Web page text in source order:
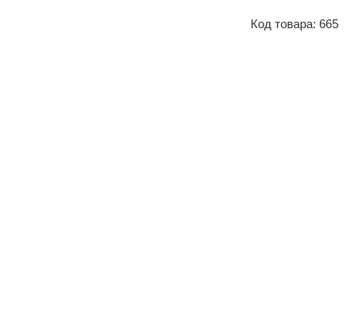
Код товара: 665